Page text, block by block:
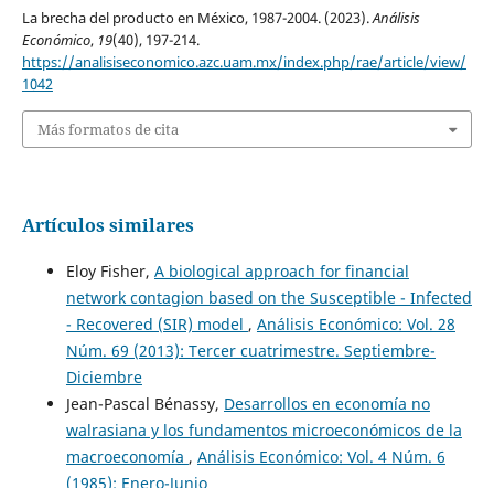
La brecha del producto en México, 1987-2004. (2023).Análisis
Económico, 19(40), 197-214.
https://analisiseconomico.azc.uam.mx/index.php/rae/article/view/
1042
Más formatos de cita
Artículos similares
Eloy Fisher, A biological approach for financial
network contagion based on the Susceptible - Infected
- Recovered (SIR) model , Análisis Económico: Vol. 28
Núm. 69 (2013): Tercer cuatrimestre. Septiembre-
Diciembre
Jean-Pascal Bénassy, Desarrollos en economía no
walrasiana y los fundamentos microeconómicos de la
macroeconomía , Análisis Económico: Vol. 4 Núm. 6
(1985): Enero-Junio